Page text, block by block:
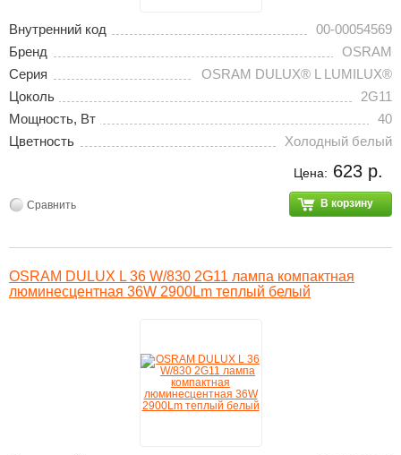
Внутренний код
00-00054569
Бренд
OSRAM
Серия
OSRAM DULUX® L LUMILUX®
Цоколь
2G11
Мощность, Вт
40
Цветность
Холодный белый
Цена: 623 р.
В корзину
Сравнить
OSRAM DULUX L 36 W/830 2G11 лампа компактная
люминесцентная 36W 2900Lm теплый белый